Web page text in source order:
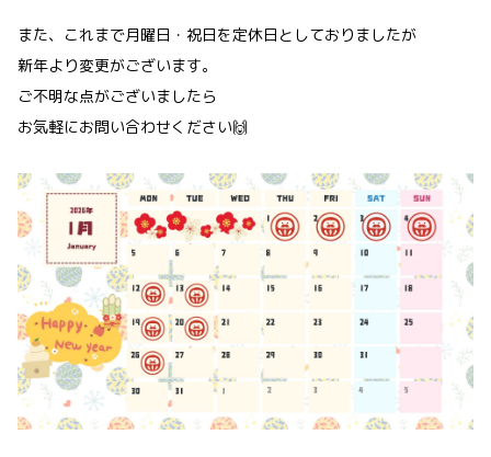
また、これまで月曜日・祝日を定休日としておりましたが
新年より変更がございます。
ご不明な点がございましたら
お気軽にお問い合わせください🙌